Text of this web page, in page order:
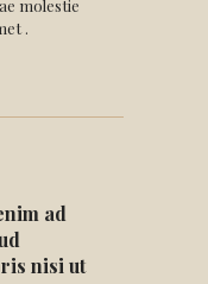
molestie
.
ad
nisi ut